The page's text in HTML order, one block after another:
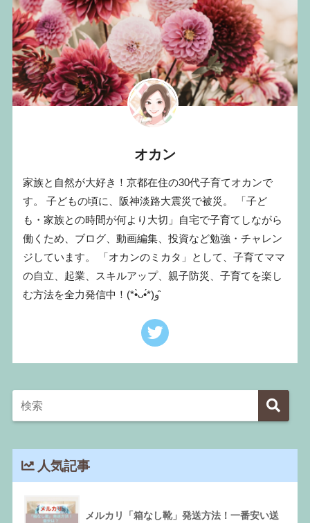
オカン
家族と自然が大好き！京都在住の30代子育てオカンで
す。 子どもの頃に、阪神淡路大震災で被災。 「子ど
も・家族との時間が何より大切」自宅で子育てしながら
働くため、ブログ、動画編集、投資など勉強・チャレン
ジしています。 「オカンのミカタ」として、子育てママ
の自立、起業、スキルアップ、親子防災、子育てを楽し
む方法を全力発信中！(*•̀ᴗ•́*)و ̑̑
人気記事
メルカリ「箱なし靴」発送方法！一番安い送